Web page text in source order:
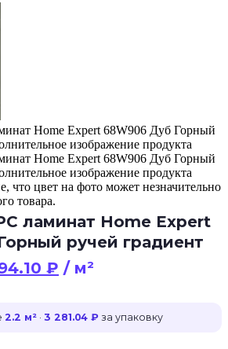
что цвет на фото может незначительно
товара.
ламинат Home Expert
ручей градиент
₽ / м²
2.2 м² · 3 281.04 ₽ за упаковку